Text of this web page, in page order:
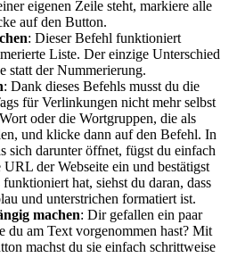
eigenen Zeile steht, markiere alle
auf den Button.
: Dieser Befehl funktioniert
Liste. Der einzige Unterschied
statt der Nummerierung.
: Dank dieses Befehls musst du die
für Verlinkungen nicht mehr selbst
oder die Wortgruppen, die als
und klicke dann auf den Befehl. In
sich darunter öffnet, fügst du einfach
der Webseite ein und bestätigst
hat, siehst du daran, dass
und unterstrichen formatiert ist.
machen: Dir gefallen ein paar
du am Text vorgenommen hast? Mit
machst du sie einfach schrittweise